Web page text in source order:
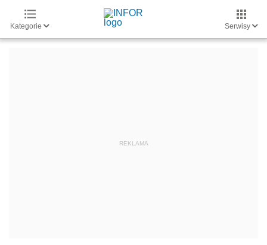
Kategorie Serwisy